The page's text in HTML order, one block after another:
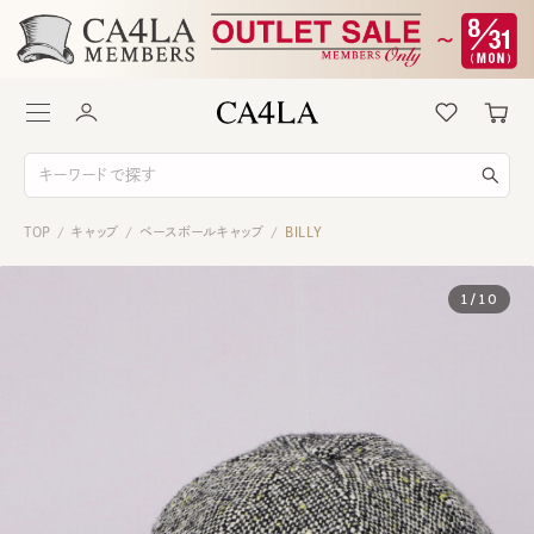
TOP / キャップ / ベースボールキャップ / BILLY
1 / 10